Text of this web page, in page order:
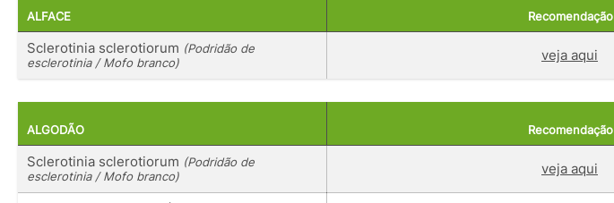
ALFACE Recomendação
Sclerotinia sclerotiorum (Podridão de
esclerotinia / Mofo branco)
veja aqui
ALGODÃO Recomendação
Sclerotinia sclerotiorum (Podridão de
esclerotinia / Mofo branco)
veja aqui